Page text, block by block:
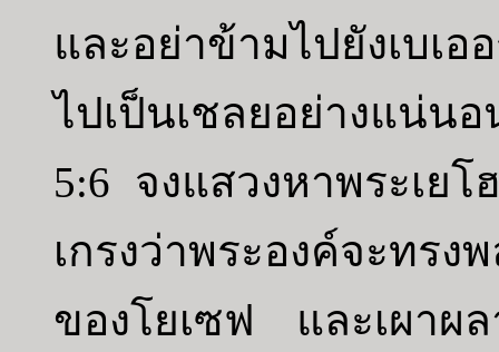
และอย่าข้ามไปยังเบเอ
ไปเป็นเชลยอย่างแน่น
5:6 จงแสวงหาพระเย
เกรงว่าพระองค์จะทรง
ของโยเซฟ และเผาผ